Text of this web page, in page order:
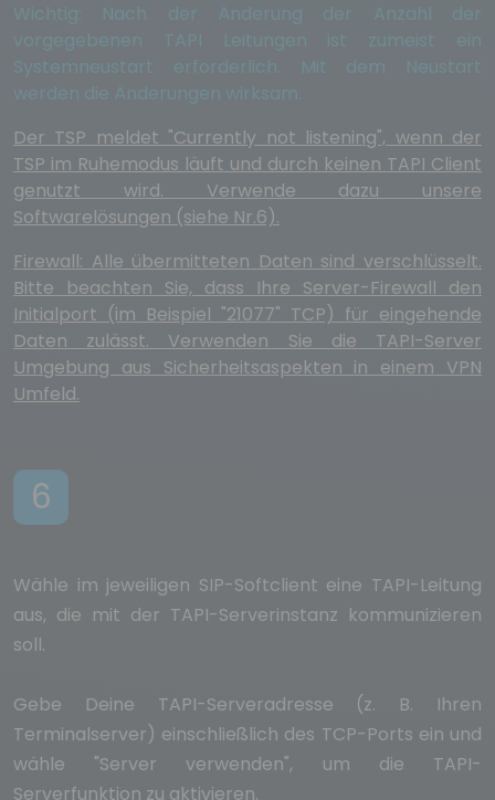
Wichtig: Nach der Änderung der Anzahl der
vorgegebenen TAPI Leitungen ist zumeist ein
Systemneustart erforderlich. Mit dem Neustart
werden die Änderungen wirksam.
Der TSP meldet "Currently not listening", wenn der
TSP im Ruhemodus läuft und durch keinen TAPI Client
genutzt wird. Verwende dazu unsere
Softwarelösungen (siehe Nr.6).
Firewall: Alle übermitteten Daten sind verschlüsselt.
Bitte beachten Sie, dass Ihre Server-Firewall den
Initialport (im Beispiel "21077" TCP) für eingehende
Daten zulässt. Verwenden Sie die TAPI-Server
Umgebung aus Sicherheitsaspekten in einem VPN
Umfeld.
6
Wähle im jeweiligen SIP-Softclient eine TAPI-Leitung
aus, die mit der TAPI-Serverinstanz kommunizieren
soll.
Gebe Deine TAPI-Serveradresse (z. B. Ihren
Terminalserver) einschließlich des TCP-Ports ein und
wähle "Server verwenden", um die TAPI-
Serverfunktion zu aktivieren.